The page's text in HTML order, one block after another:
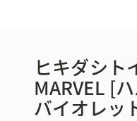
ヒキダシ
MARVEL [
バイオレッ